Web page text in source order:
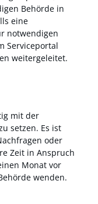
Behörde in
eine
notwendigen
Serviceportal
weitergeleitet.
mit der
setzen. Es ist
oder
Zeit in Anspruch
Monat vor
wenden.